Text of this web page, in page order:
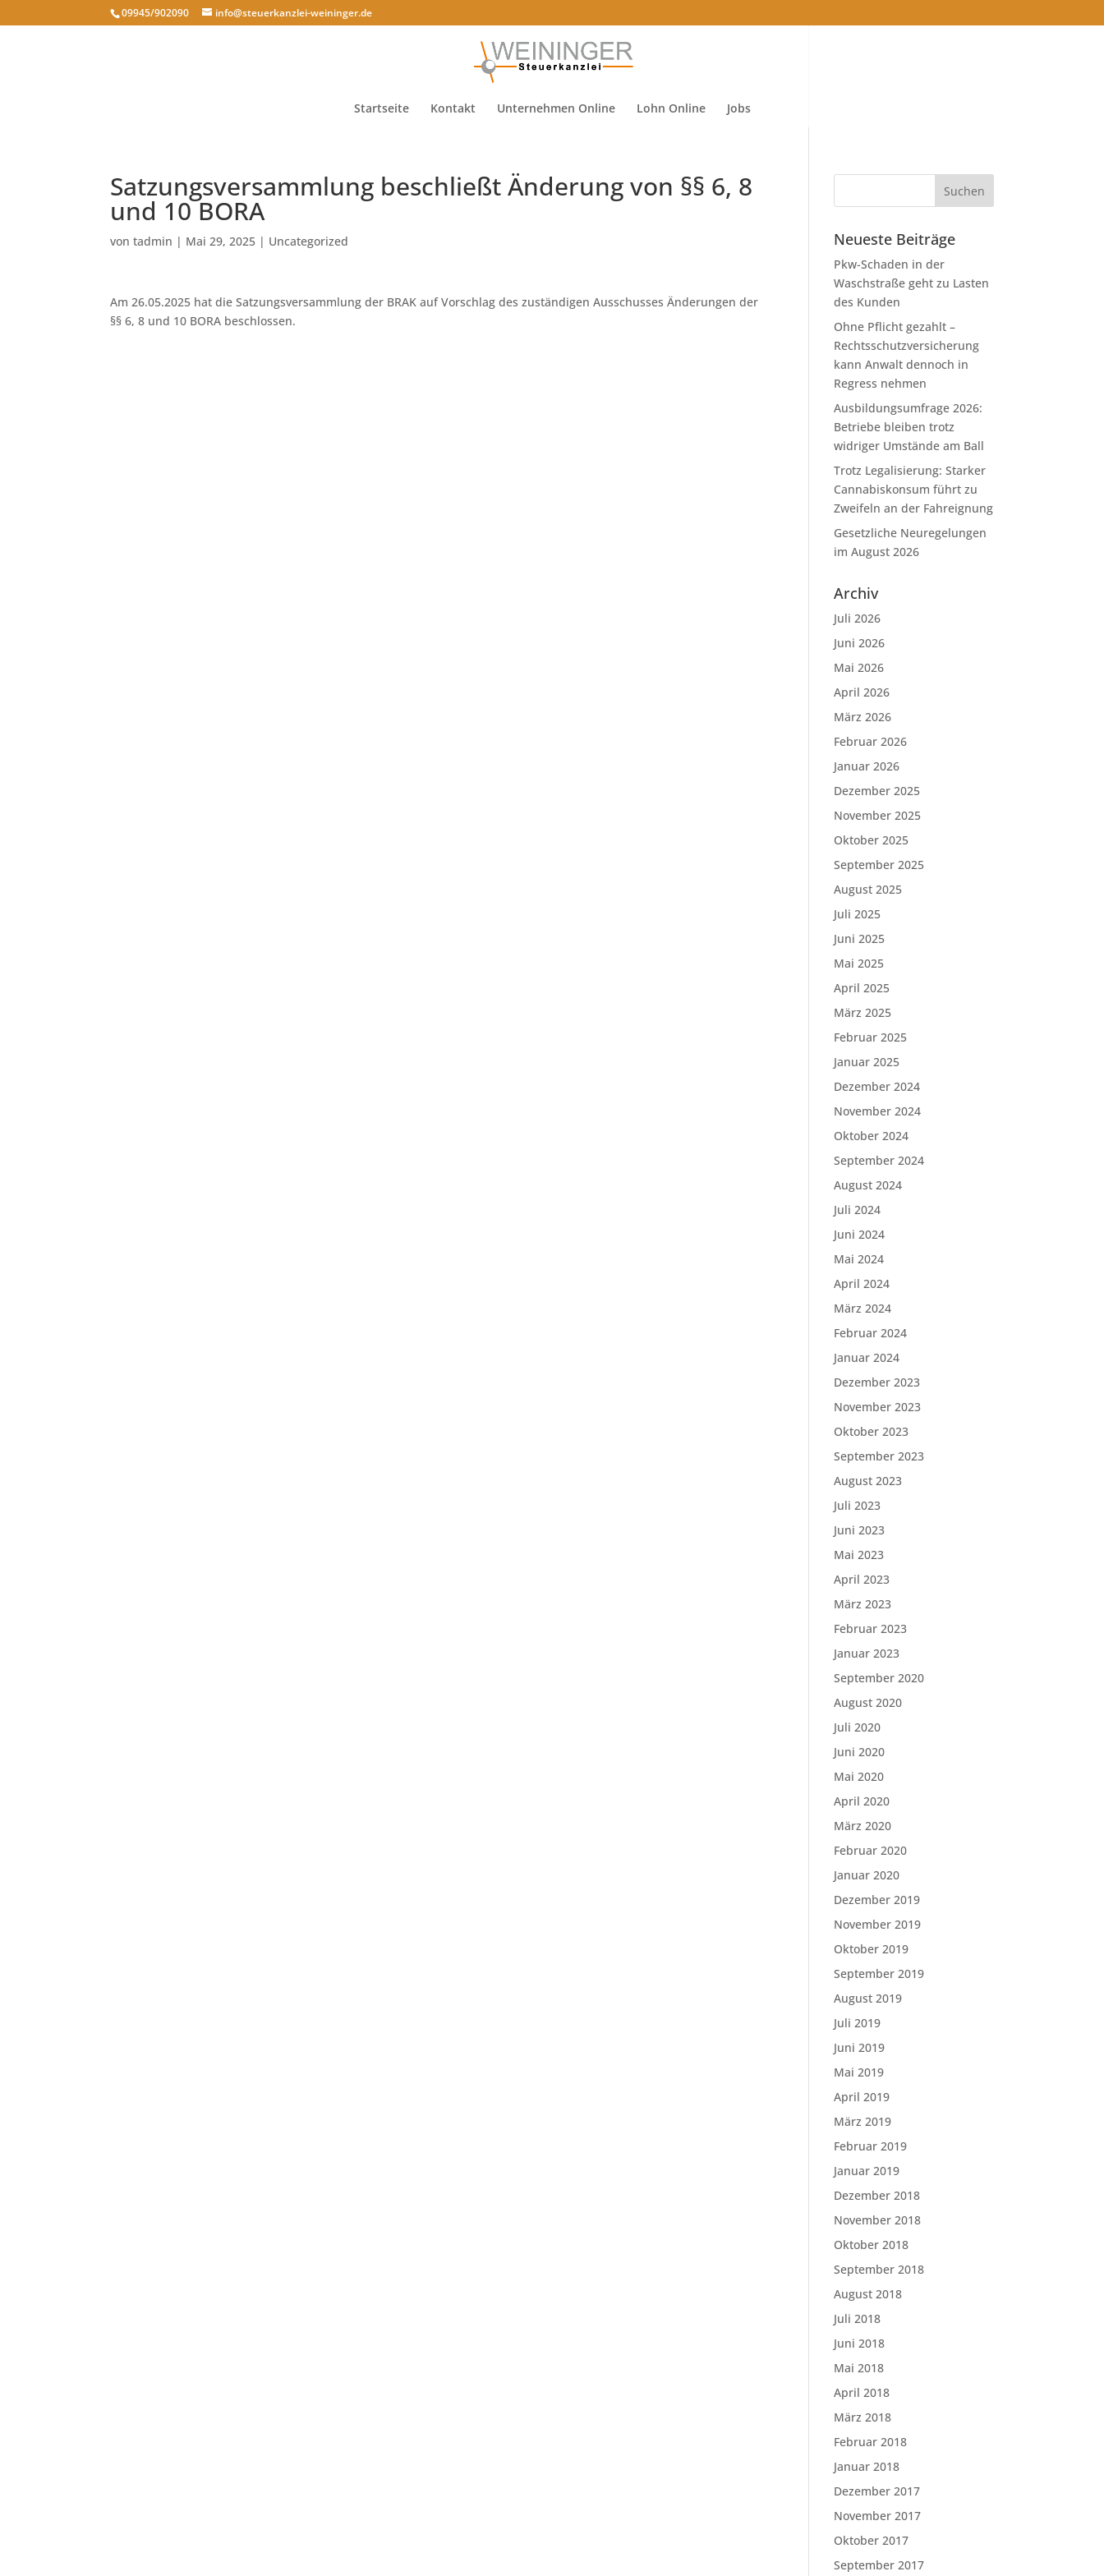
09945/902090 info@steuerkanzlei-weininger.de
Startseite Kontakt Unternehmen Online Lohn Online Jobs
Satzungsversammlung beschließt Änderung von §§ 6, 8
und 10 BORA
vontadmin | Mai 29, 2025 | Uncategorized
Am 26.05.2025 hat die Satzungsversammlung der BRAK auf Vorschlag des zuständigen Ausschusses Änderungen der
§§ 6, 8 und 10 BORA beschlossen.
Neueste Beiträge
Pkw-Schaden in der
Waschstraße geht zu Lasten
des Kunden
Ohne Pflicht gezahlt –
Rechtsschutzversicherung
kann Anwalt dennoch in
Regress nehmen
Ausbildungsumfrage 2026:
Betriebe bleiben trotz
widriger Umstände am Ball
Trotz Legalisierung: Starker
Cannabiskonsum führt zu
Zweifeln an der Fahreignung
Gesetzliche Neuregelungen
im August 2026
Archiv
Juli 2026
Juni 2026
Mai 2026
April 2026
März 2026
Februar 2026
Januar 2026
Dezember 2025
November 2025
Oktober 2025
September 2025
August 2025
Juli 2025
Juni 2025
Mai 2025
April 2025
März 2025
Februar 2025
Januar 2025
Dezember 2024
November 2024
Oktober 2024
September 2024
August 2024
Juli 2024
Juni 2024
Mai 2024
April 2024
März 2024
Februar 2024
Januar 2024
Dezember 2023
November 2023
Oktober 2023
September 2023
August 2023
Juli 2023
Juni 2023
Mai 2023
April 2023
März 2023
Februar 2023
Januar 2023
September 2020
August 2020
Juli 2020
Juni 2020
Mai 2020
April 2020
März 2020
Februar 2020
Januar 2020
Dezember 2019
November 2019
Oktober 2019
September 2019
August 2019
Juli 2019
Juni 2019
Mai 2019
April 2019
März 2019
Februar 2019
Januar 2019
Dezember 2018
November 2018
Oktober 2018
September 2018
August 2018
Juli 2018
Juni 2018
Mai 2018
April 2018
März 2018
Februar 2018
Januar 2018
Dezember 2017
November 2017
Oktober 2017
September 2017